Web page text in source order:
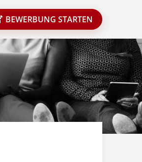
BEWERBUNG STARTEN